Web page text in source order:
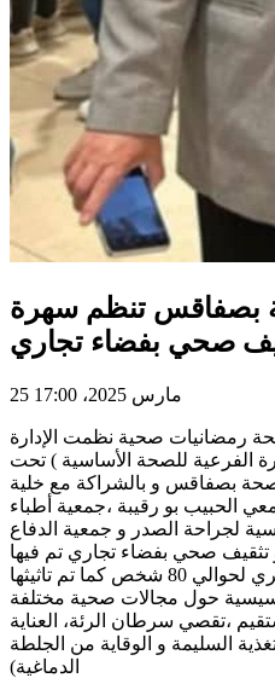
بصفاقس تنظم سهرة
صحي بفضاء تجاري
25 مارس 2025، 17:00
رمضانيات صحية نظمت الإدارة
الفرعية للصحة الأساسية ) تحت
بصفاقس و بالشراكة مع خلية
الحبيب بو رقيبة ،جمعية أطباء
لجراحة الصدر و جمعية الدفاع
صحي بفضاء تجاري تم فيها
تقصي ارتفاع ضغط الدم و السكري لحوالي 80 شخص كما تم تاثيثها
حول مجالات صحية مختلفة
،تقصي سرطان الرئة، العناية
السليمة و الوقاية من الجلطة
الدماغية)